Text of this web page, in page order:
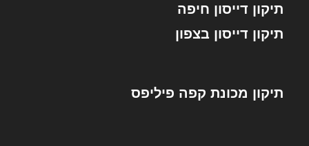
תיקון דייסון חיפה
תיקון דייסון בצפון
תיקון מכונת קפה פיליפס